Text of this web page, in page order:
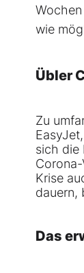
wie
Übler
Zu
sich die
Krise
dauern,
Das